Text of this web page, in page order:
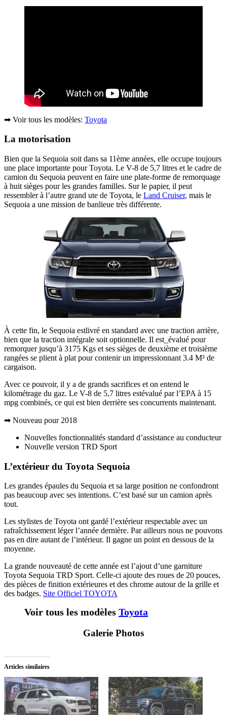
➡ Voir tous les modèles: Toyota
La motorisation
Bien que la Sequoia soit dans sa 11ème années, elle occupe toujours
une place importante pour Toyota. Le V-8 de 5,7 litres et le cadre de
camion du Sequoia peuvent en faire une plate-forme de remorquage
à huit sièges pour les grandes familles. Sur le papier, il peut
ressembler à l’autre grand ute de Toyota, le Land Cruiser, mais le
Sequoia a une mission de banlieue très différente.
À cette fin, le Sequoia estlivré en standard avec une traction arrière,
bien que la traction intégrale soit optionnelle. Il est_évalué pour
remorquer jusqu’à 3175 Kgs et ses sièges de deuxième et troisième
rangées se plient à plat pour contenir un impressionnant 3.4 M³ de
cargaison.
Avec ce pouvoir, il y a de grands sacrifices et on entend le
kilométrage du gaz. Le V-8 de 5,7 litres estévalué par l’EPA à 15
mpg combinés, ce qui est bien derrière ses concurrents maintenant.
➡ Nouveau pour 2018
Nouvelles fonctionnalités standard d’assistance au conducteur
Nouvelle version TRD Sport
L’extérieur du Toyota Sequoia
Les grandes épaules du Sequoia et sa large position ne confondront
pas beaucoup avec ses intentions. C’est basé sur un camion après
tout.
Les stylistes de Toyota ont gardé l’extérieur respectable avec un
rafraîchissement léger l’année dernière. Par ailleurs nous ne pouvons
pas en dire autant de l’intérieur. Il gagne un point en dessous de la
moyenne.
La grande nouveauté de cette année est l’ajout d’une garniture
Toyota Sequoia TRD Sport. Celle-ci ajoute des roues de 20 pouces,
des pièces de finition extérieures et des chrome autour de la grille et
des badges. Site Officiel TOYOTA‎
Voir tous les modèles Toyota
Galerie Photos
Articles similaires